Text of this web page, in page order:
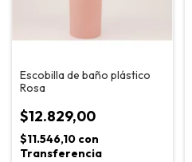
Escobilla de baño plástico
Rosa
$12.829,00
$11.546,10 con
Transferencia